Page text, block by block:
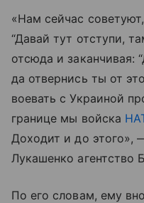
«Нам сейчас
“Давай тут отступи,
отсюда и заканчивая:
да отвернись ты от
воевать с Украиной
границе мы войска
Доходит и до этого»,
Лукашенко агентство
По его словам, ему